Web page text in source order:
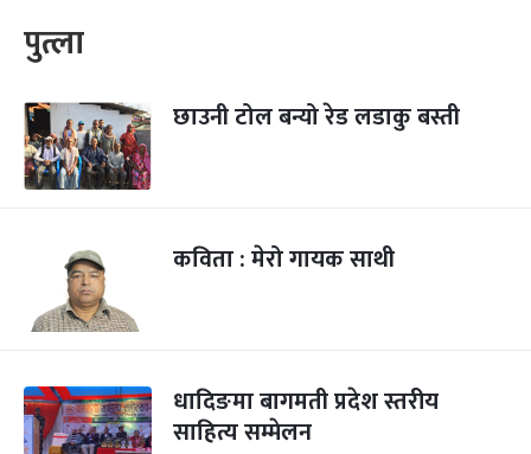
पुत्ला
छाउनी टोल बन्यो रेड लडाकु बस्ती
कविता : मेरो गायक साथी
धादिङमा बागमती प्रदेश स्तरीय
साहित्य सम्मेलन